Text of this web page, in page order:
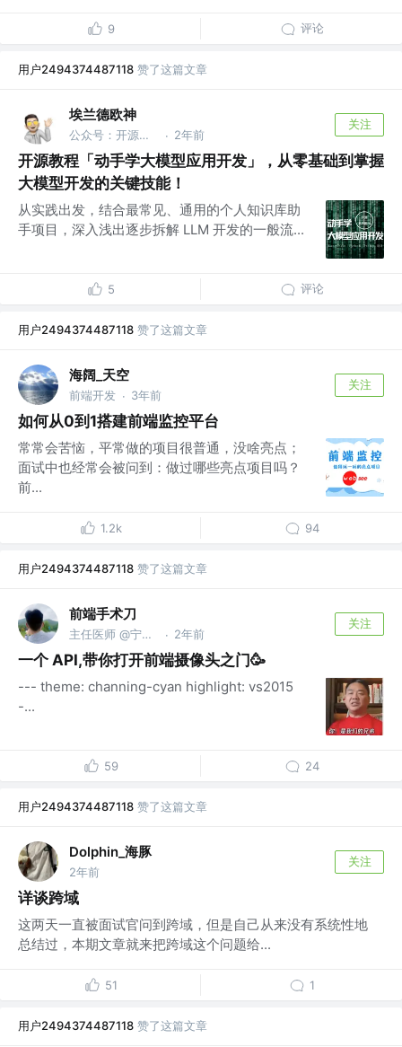
9 评论
用户2494374487118 赞了这篇文章
埃兰德欧神
公众号：开源地带 · 2年前
关注
开源教程「动手学大模型应用开发」，从零基础到掌握
大模型开发的关键技能！
从实践出发，结合最常见、通用的个人知识库助
手项目，深入浅出逐步拆解 LLM 开发的一般流...
5 评论
用户2494374487118 赞了这篇文章
海阔_天空
前端开发 · 3年前
关注
如何从0到1搭建前端监控平台
常常会苦恼，平常做的项目很普通，没啥亮点；
面试中也经常会被问到：做过哪些亮点项目吗？
前...
1.2k 94
用户2494374487118 赞了这篇文章
前端手术刀
主任医师 @宁波工业互联网 · 2年前
关注
一个 API,带你打开前端摄像头之门🥳
--- theme: channing-cyan highlight: vs2015
-...
59 24
用户2494374487118 赞了这篇文章
Dolphin_海豚
2年前
关注
详谈跨域
这两天一直被面试官问到跨域，但是自己从来没有系统性地
总结过，本期文章就来把跨域这个问题给...
51 1
用户2494374487118 赞了这篇文章